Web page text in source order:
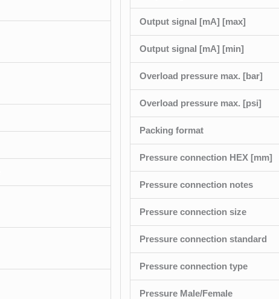
Output signal [mA] [max]
Output signal [mA] [min]
Overload pressure max. [bar]
Overload pressure max. [psi]
Packing format
Pressure connection HEX [mm]
Pressure connection notes
Pressure connection size
Pressure connection standard
Pressure connection type
Pressure Male/Female